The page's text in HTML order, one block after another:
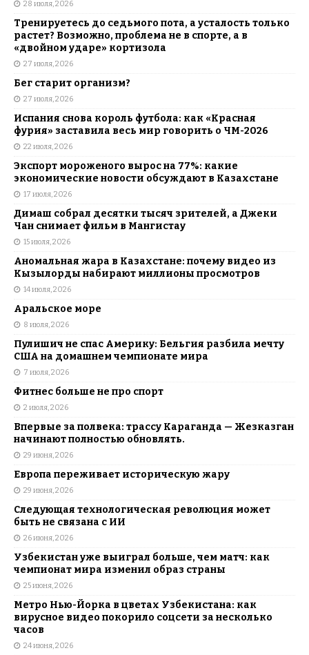
28 июля, 2026
Тренируетесь до седьмого пота, а усталость только
растет? Возможно, проблема не в спорте, а в
«двойном ударе» кортизола
27 июля, 2026
Бег старит организм?
27 июля, 2026
Испания снова король футбола: как «Красная
фурия» заставила весь мир говорить о ЧМ-2026
22 июля, 2026
Экспорт мороженого вырос на 77%: какие
экономические новости обсуждают в Казахстане
17 июля, 2026
Димаш собрал десятки тысяч зрителей, а Джеки
Чан снимает фильм в Мангистау
15 июля, 2026
Аномальная жара в Казахстане: почему видео из
Кызылорды набирают миллионы просмотров
14 июля, 2026
Аральское море
8 июля, 2026
Пулишич не спас Америку: Бельгия разбила мечту
США на домашнем чемпионате мира
7 июля, 2026
Фитнес больше не про спорт
2 июля, 2026
Впервые за полвека: трассу Караганда — Жезказган
начинают полностью обновлять.
29 июня, 2026
Европа переживает историческую жару
29 июня, 2026
Следующая технологическая революция может
быть не связана с ИИ
26 июня, 2026
Узбекистан уже выиграл больше, чем матч: как
чемпионат мира изменил образ страны
25 июня, 2026
Метро Нью-Йорка в цветах Узбекистана: как
вирусное видео покорило соцсети за несколько
часов
24 июня, 2026